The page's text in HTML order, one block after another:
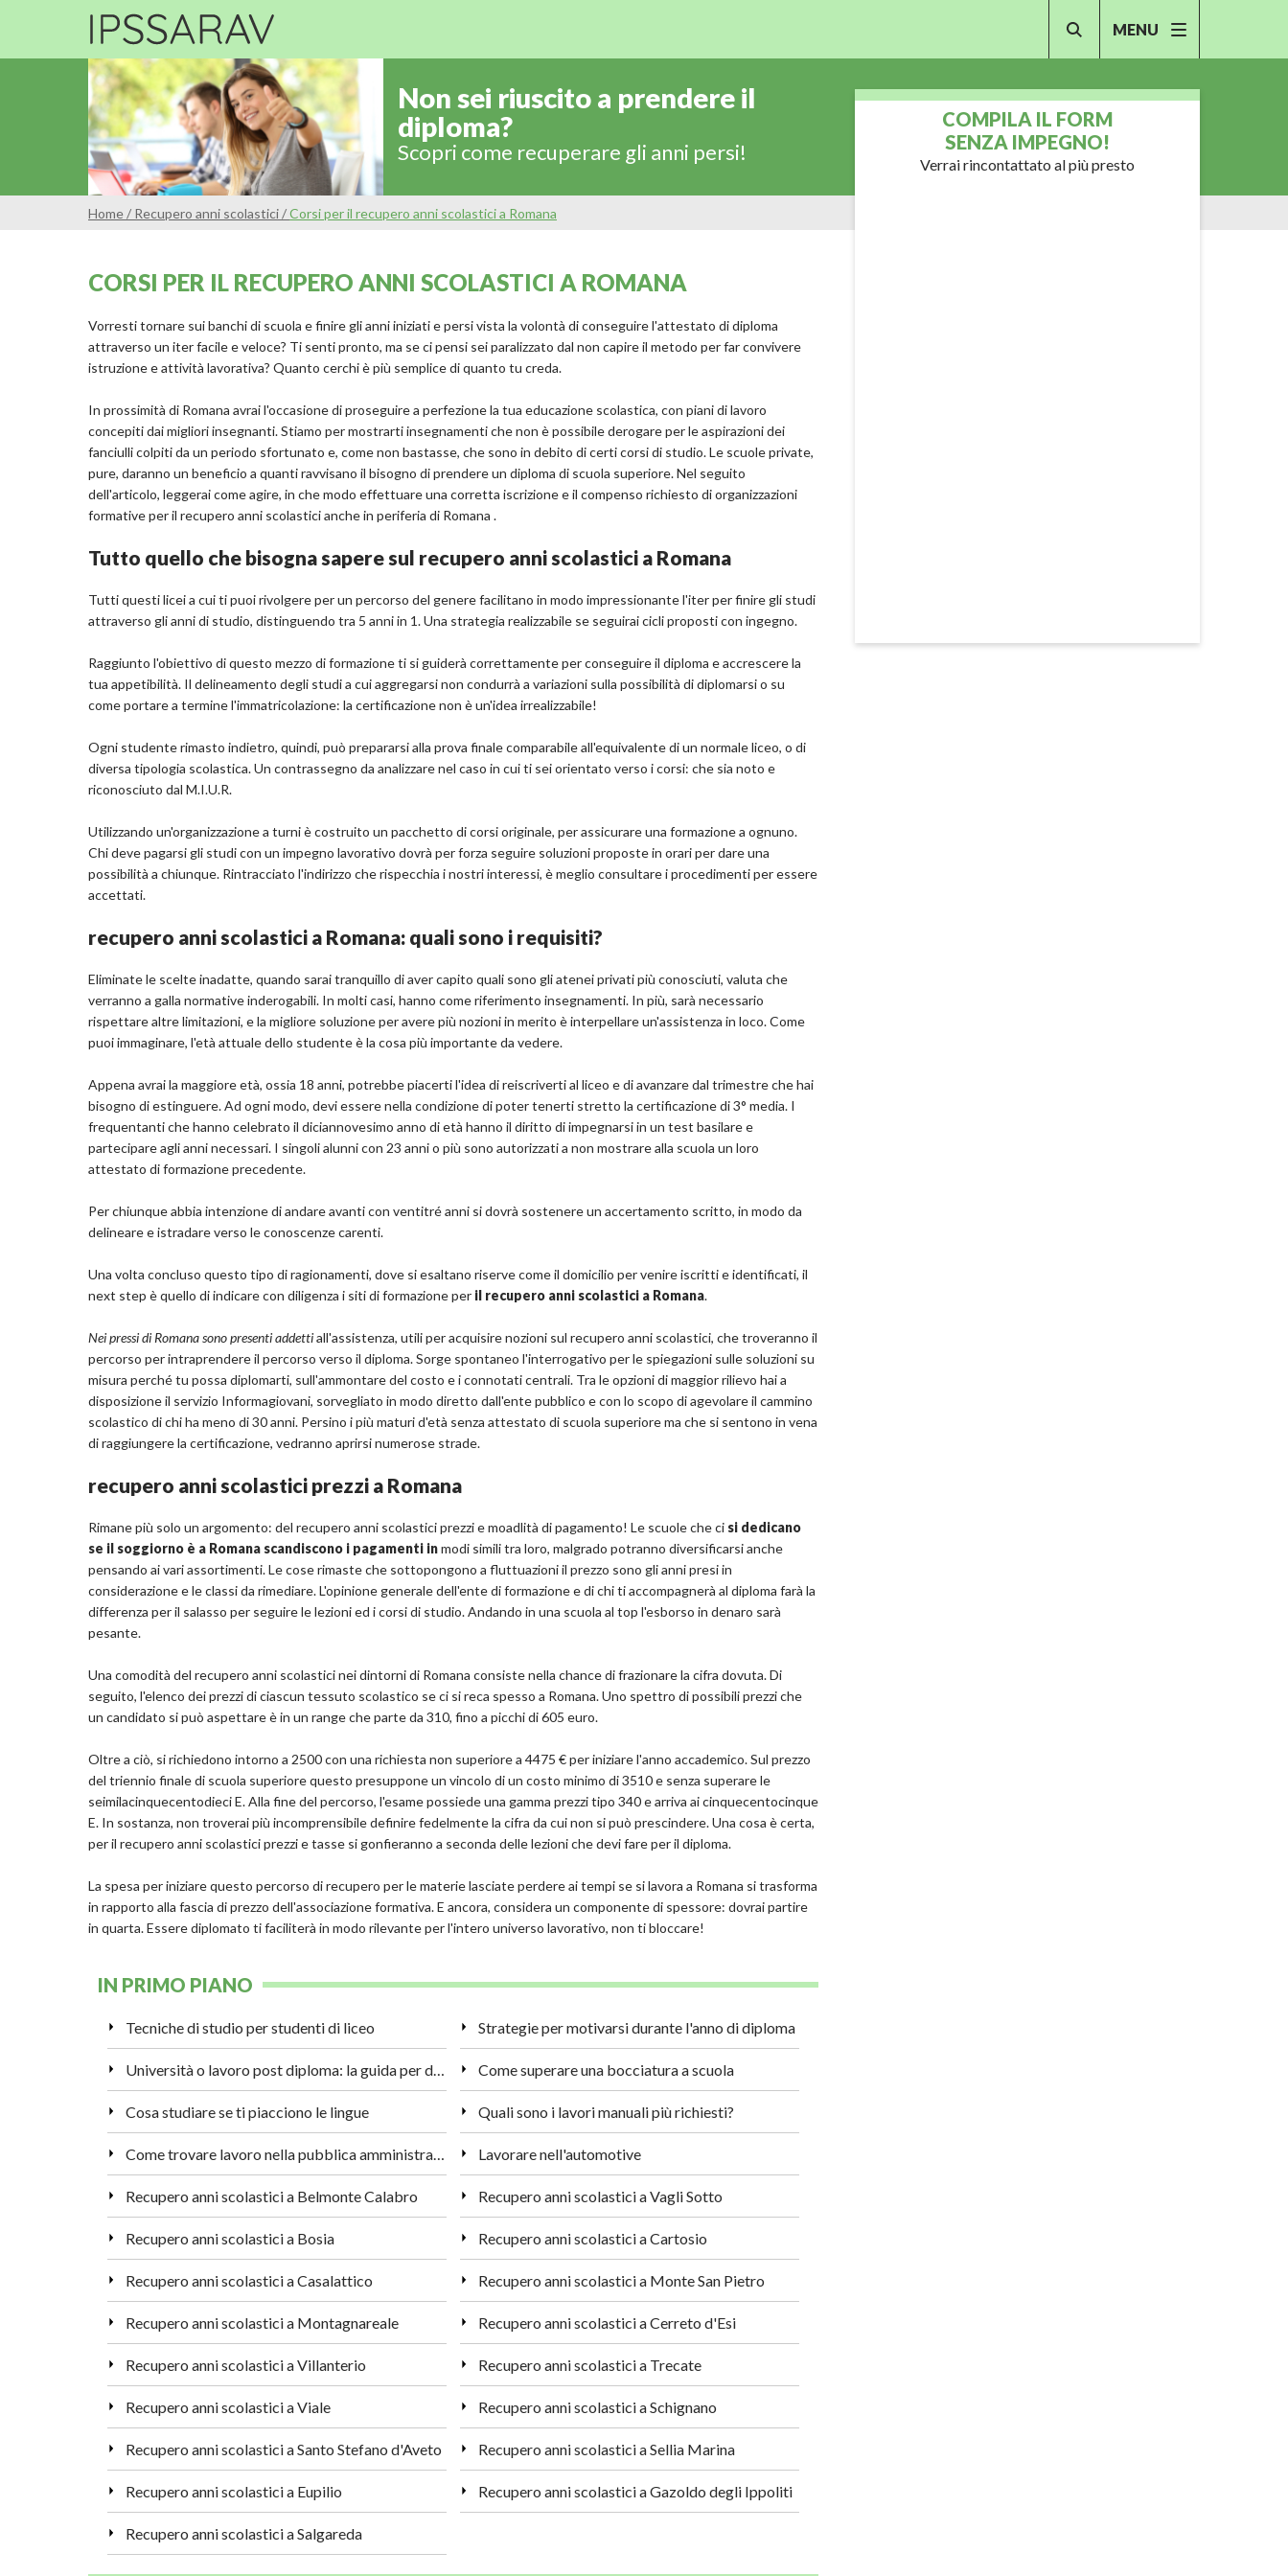
MENU
Non sei riuscito a prendere il
diploma?
Scopri come recuperare gli anni persi!
Home/ Recupero anni scolastici/Corsi per il recupero anni scolastici a Romana
CORSI PER IL RECUPERO ANNI SCOLASTICI A ROMANA
Vorresti tornare sui banchi di scuola e finire gli anni iniziati e persi vista la volontà di conseguire l'attestato di diploma
attraverso un iter facile e veloce? Ti senti pronto, ma se ci pensi sei paralizzato dal non capire il metodo per far convivere
istruzione e attività lavorativa? Quanto cerchi è più semplice di quanto tu creda.
In prossimità di Romana avrai l'occasione di proseguire a perfezione la tua educazione scolastica, con piani di lavoro
concepiti dai migliori insegnanti. Stiamo per mostrarti insegnamenti che non è possibile derogare per le aspirazioni dei
fanciulli colpiti da un periodo sfortunato e, come non bastasse, che sono in debito di certi corsi di studio. Le scuole private,
pure, daranno un beneficio a quanti ravvisano il bisogno di prendere un diploma di scuola superiore. Nel seguito
dell'articolo, leggerai come agire, in che modo effettuare una corretta iscrizione e il compenso richiesto di organizzazioni
formative per il recupero anni scolastici anche in periferia di Romana .
Tutto quello che bisogna sapere sul recupero anni scolastici a Romana
Tutti questi licei a cui ti puoi rivolgere per un percorso del genere facilitano in modo impressionante l'iter per finire gli studi
attraverso gli anni di studio, distinguendo tra 5 anni in 1. Una strategia realizzabile se seguirai cicli proposti con ingegno.
Raggiunto l'obiettivo di questo mezzo di formazione ti si guiderà correttamente per conseguire il diploma e accrescere la
tua appetibilità. Il delineamento degli studi a cui aggregarsi non condurrà a variazioni sulla possibilità di diplomarsi o su
come portare a termine l'immatricolazione: la certificazione non è un'idea irrealizzabile!
Ogni studente rimasto indietro, quindi, può prepararsi alla prova finale comparabile all'equivalente di un normale liceo, o di
diversa tipologia scolastica. Un contrassegno da analizzare nel caso in cui ti sei orientato verso i corsi: che sia noto e
riconosciuto dal M.I.U.R.
Utilizzando un'organizzazione a turni è costruito un pacchetto di corsi originale, per assicurare una formazione a ognuno.
Chi deve pagarsi gli studi con un impegno lavorativo dovrà per forza seguire soluzioni proposte in orari per dare una
possibilità a chiunque. Rintracciato l'indirizzo che rispecchia i nostri interessi, è meglio consultare i procedimenti per essere
accettati.
recupero anni scolastici a Romana: quali sono i requisiti?
Eliminate le scelte inadatte, quando sarai tranquillo di aver capito quali sono gli atenei privati più conosciuti, valuta che
verranno a galla normative inderogabili. In molti casi, hanno come riferimento insegnamenti. In più, sarà necessario
rispettare altre limitazioni, e la migliore soluzione per avere più nozioni in merito è interpellare un'assistenza in loco. Come
puoi immaginare, l'età attuale dello studente è la cosa più importante da vedere.
Appena avrai la maggiore età, ossia 18 anni, potrebbe piacerti l'idea di reiscriverti al liceo e di avanzare dal trimestre che hai
bisogno di estinguere. Ad ogni modo, devi essere nella condizione di poter tenerti stretto la certificazione di 3° media. I
frequentanti che hanno celebrato il diciannovesimo anno di età hanno il diritto di impegnarsi in un test basilare e
partecipare agli anni necessari. I singoli alunni con 23 anni o più sono autorizzati a non mostrare alla scuola un loro
attestato di formazione precedente.
Per chiunque abbia intenzione di andare avanti con ventitré anni si dovrà sostenere un accertamento scritto, in modo da
delineare e istradare verso le conoscenze carenti.
Una volta concluso questo tipo di ragionamenti, dove si esaltano riserve come il domicilio per venire iscritti e identificati, il
next step è quello di indicare con diligenza i siti di formazione per il recupero anni scolastici a Romana.
Nei pressi di Romana sono presenti addettiall'assistenza, utili per acquisire nozioni sul recupero anni scolastici, che troveranno il
percorso per intraprendere il percorso verso il diploma. Sorge spontaneo l'interrogativo per le spiegazioni sulle soluzioni su
misura perché tu possa diplomarti, sull'ammontare del costo e i connotati centrali. Tra le opzioni di maggior rilievo hai a
disposizione il servizio Informagiovani, sorvegliato in modo diretto dall'ente pubblico e con lo scopo di agevolare il cammino
scolastico di chi ha meno di 30 anni. Persino i più maturi d'età senza attestato di scuola superiore ma che si sentono in vena
di raggiungere la certificazione, vedranno aprirsi numerose strade.
recupero anni scolastici prezzi a Romana
Rimane più solo un argomento: del recupero anni scolastici prezzi e moadlità di pagamento! Le scuole che ci si dedicano
se il soggiorno è a Romana scandiscono i pagamenti inmodi simili tra loro, malgrado potranno diversificarsi anche
pensando ai vari assortimenti. Le cose rimaste che sottopongono a fluttuazioni il prezzo sono gli anni presi in
considerazione e le classi da rimediare. L'opinione generale dell'ente di formazione e di chi ti accompagnerà al diploma farà la
differenza per il salasso per seguire le lezioni ed i corsi di studio. Andando in una scuola al top l'esborso in denaro sarà
pesante.
Una comodità del recupero anni scolastici nei dintorni di Romana consiste nella chance di frazionare la cifra dovuta. Di
seguito, l'elenco dei prezzi di ciascun tessuto scolastico se ci si reca spesso a Romana. Uno spettro di possibili prezzi che
un candidato si può aspettare è in un range che parte da 310, fino a picchi di 605 euro.
Oltre a ciò, si richiedono intorno a 2500 con una richiesta non superiore a 4475 € per iniziare l'anno accademico. Sul prezzo
del triennio finale di scuola superiore questo presuppone un vincolo di un costo minimo di 3510 e senza superare le
seimilacinquecentodieci E. Alla fine del percorso, l'esame possiede una gamma prezzi tipo 340 e arriva ai cinquecentocinque
E. In sostanza, non troverai più incomprensibile definire fedelmente la cifra da cui non si può prescindere. Una cosa è certa,
per il recupero anni scolastici prezzi e tasse si gonfieranno a seconda delle lezioni che devi fare per il diploma.
La spesa per iniziare questo percorso di recupero per le materie lasciate perdere ai tempi se si lavora a Romana si trasforma
in rapporto alla fascia di prezzo dell'associazione formativa. E ancora, considera un componente di spessore: dovrai partire
in quarta. Essere diplomato ti faciliterà in modo rilevante per l'intero universo lavorativo, non ti bloccare!
COMPILA IL FORM
SENZA IMPEGNO!
Verrai rincontattato al più presto
IN PRIMO PIANO
Tecniche di studio per studenti di liceo Strategie per motivarsi durante l'anno di diploma
Università o lavoro post diploma: la guida per decidere Come superare una bocciatura a scuola
Cosa studiare se ti piacciono le lingue Quali sono i lavori manuali più richiesti?
Come trovare lavoro nella pubblica amministrazione a Roma Lavorare nell'automotive
Recupero anni scolastici a Belmonte Calabro Recupero anni scolastici a Vagli Sotto
Recupero anni scolastici a Bosia Recupero anni scolastici a Cartosio
Recupero anni scolastici a Casalattico Recupero anni scolastici a Monte San Pietro
Recupero anni scolastici a Montagnareale Recupero anni scolastici a Cerreto d'Esi
Recupero anni scolastici a Villanterio Recupero anni scolastici a Trecate
Recupero anni scolastici a Viale Recupero anni scolastici a Schignano
Recupero anni scolastici a Santo Stefano d'Aveto Recupero anni scolastici a Sellia Marina
Recupero anni scolastici a Eupilio Recupero anni scolastici a Gazoldo degli Ippoliti
Recupero anni scolastici a Salgareda